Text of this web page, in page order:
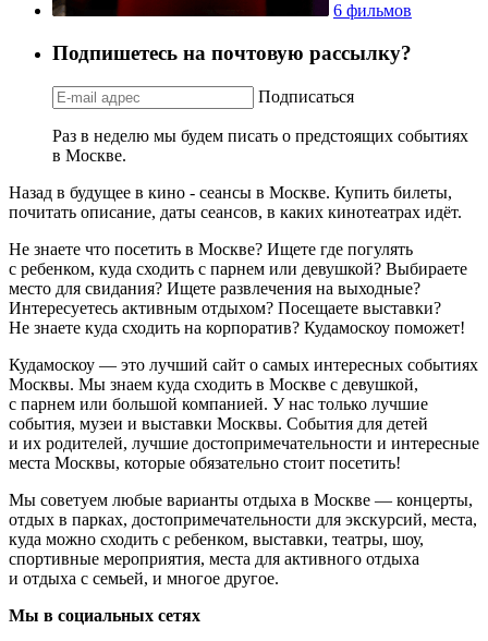
6 фильмов
Подпишетесь на почтовую рассылку?
Подписаться
Раз в неделю мы будем писать о предстоящих событиях
в Москве.
Назад в будущее в кино - сеансы в Москве. Купить билеты,
почитать описание, даты сеансов, в каких кинотеатрах идёт.
Не знаете что посетить в Москве? Ищете где погулять
с ребенком, куда сходить с парнем или девушкой? Выбираете
место для свидания? Ищете развлечения на выходные?
Интересуетесь активным отдыхом? Посещаете выставки?
Не знаете куда сходить на корпоратив? Кудамоскоу поможет!
Кудамоскоу — это лучший сайт о самых интересных событиях
Москвы. Мы знаем куда сходить в Москве с девушкой,
с парнем или большой компанией. У нас только лучшие
события, музеи и выставки Москвы. События для детей
и их родителей, лучшие достопримечательности и интересные
места Москвы, которые обязательно стоит посетить!
Мы советуем любые варианты отдыха в Москве — концерты,
отдых в парках, достопримечательности для экскурсий, места,
куда можно сходить с ребенком, выставки, театры, шоу,
спортивные мероприятия, места для активного отдыха
и отдыха с семьей, и многое другое.
Мы в социальных сетях